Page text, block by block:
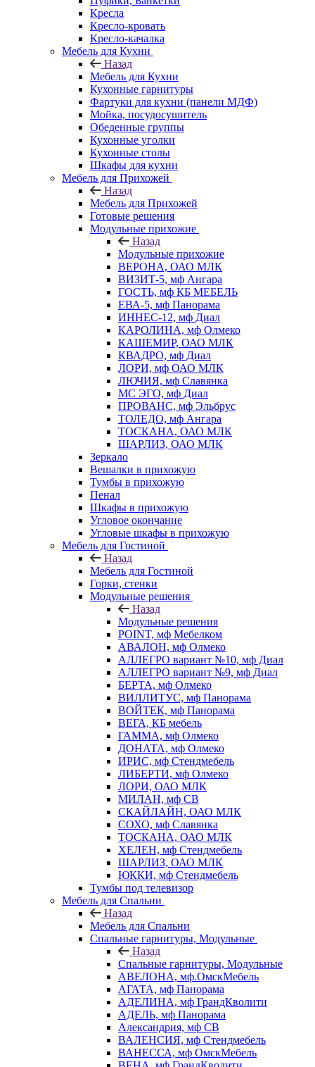
Кресла
Кресло-кровать
Кресло-качалка
Мебель для Кухни
Назад
Мебель для Кухни
Кухонные гарнитуры
Фартуки для кухни (панели МДФ)
Мойка, посудосушитель
Обеденные группы
Кухонные уголки
Кухонные столы
Шкафы для кухни
Мебель для Прихожей
Назад
Мебель для Прихожей
Готовые решения
Модульные прихожие
Назад
Модульные прихожие
ВЕРОНА, ОАО МЛК
ВИЗИТ-5, мф Ангара
ГОСТЬ, мф КБ МЕБЕЛЬ
ЕВА-5, мф Панорама
ИННЕС-12, мф Диал
КАРОЛИНА, мф Олмеко
КАШЕМИР, ОАО МЛК
КВАДРО, мф Диал
ЛОРИ, мф ОАО МЛК
ЛЮЧИЯ, мф Славянка
МС ЭГО, мф Диал
ПРОВАНС, мф Эльбрус
ТОЛЕДО, мф Ангара
ТОСКАНА, ОАО МЛК
ШАРЛИЗ, ОАО МЛК
Зеркало
Вешалки в прихожую
Тумбы в прихожую
Пенал
Шкафы в прихожую
Угловое окончание
Угловые шкафы в прихожую
Мебель для Гостиной
Назад
Мебель для Гостиной
Горки, стенки
Модульные решения
Назад
Модульные решения
POINT, мф Мебелком
АВАЛОН, мф Олмеко
АЛЛЕГРО вариант №10, мф Диал
АЛЛЕГРО вариант №9, мф Диал
БЕРТА, мф Олмеко
ВИЛЛИТУС, мф Панорама
ВОЙТЕК, мф Панорама
ВЕГА, КБ мебель
ГАММА, мф Олмеко
ДОНАТА, мф Олмеко
ИРИС, мф Стендмебель
ЛИБЕРТИ, мф Олмеко
ЛОРИ, ОАО МЛК
МИЛАН, мф СВ
СКАЙЛАЙН, ОАО МЛК
СОХО, мф Славянка
ТОСКАНА, ОАО МЛК
ХЕЛЕН, мф Стендмебель
ШАРЛИЗ, ОАО МЛК
ЮККИ, мф Стендмебель
Тумбы под телевизор
Мебель для Спальни
Назад
Мебель для Спальни
Спальные гарнитуры, Модульные
Назад
Спальные гарнитуры, Модульные
АВЕЛОНА, мф.ОмскМебель
АГАТА, мф Панорама
АДЕЛИНА, мф ГрандКволити
АДЕЛЬ, мф Панорама
Александрия, мф СВ
ВАЛЕНСИЯ, мф Стендмебель
ВАНЕССА, мф ОмскМебель